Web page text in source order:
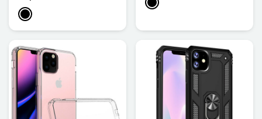
Preto
Preto